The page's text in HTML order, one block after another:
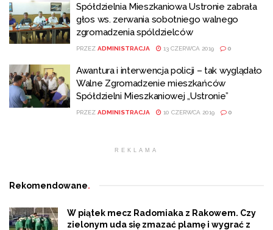
Spółdzielnia Mieszkaniowa Ustronie zabrała
głos ws. zerwania sobotniego walnego
zgromadzenia spóldzielców
PRZEZ ADMINISTRACJA 13 CZERWCA 2019 0
Awantura i interwencja policji – tak wyglądało
Walne Zgromadzenie mieszkańców
Spółdzielni Mieszkaniowej „Ustronie”
PRZEZ ADMINISTRACJA 10 CZERWCA 2019 0
REKLAMA
Rekomendowane.
W piątek mecz Radomiaka z Rakowem. Czy
zielonym uda się zmazać plamę i wygrać z